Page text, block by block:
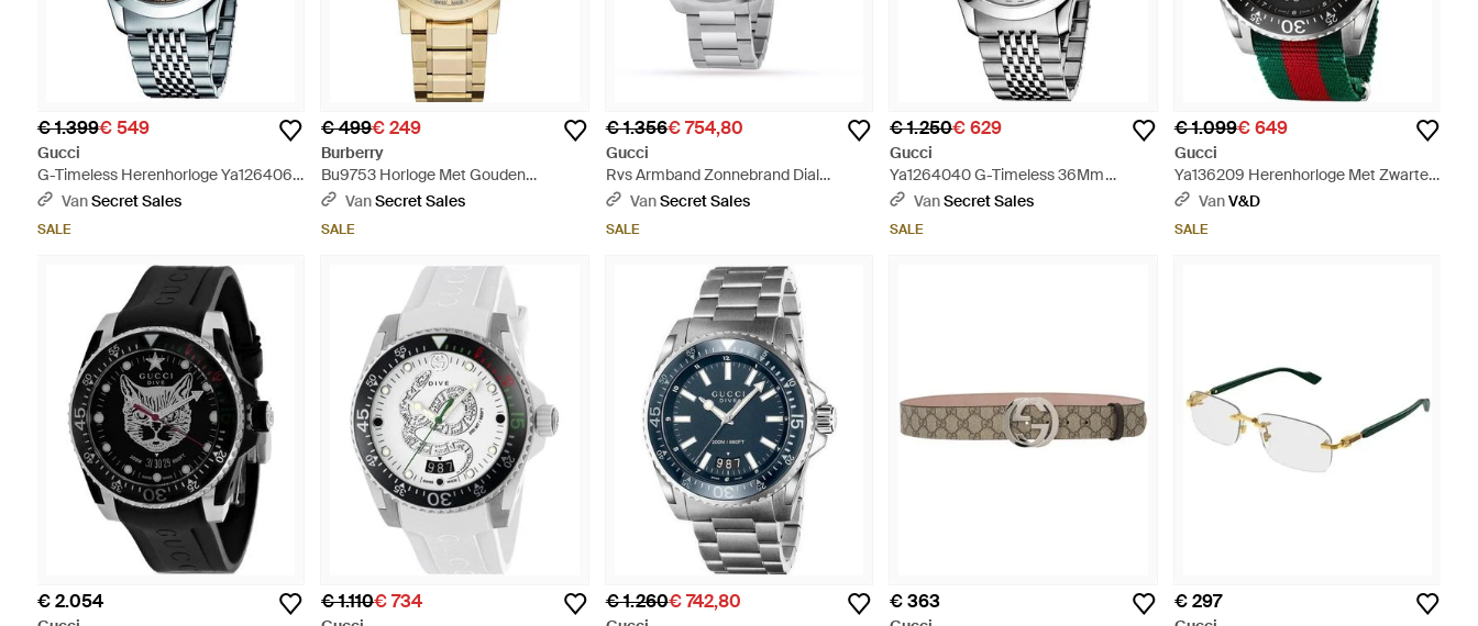
€ 1.399€ 549
Gucci
G-Timeless Herenhorloge Ya126406
Met Bruine Wijzerplaat En Zilveren
VanSecret Sales
SALE
€ 499€ 249
Burberry
Bu9753 Horloge Met Gouden
Wijzerplaat En Chronograaf Voor -
VanSecret Sales
SALE
€ 1.356€ 754,80
Gucci
Rvs Armband Zonnebrand Dial
Horloge - Metallic
VanSecret Sales
SALE
€ 1.250€ 629
Gucci
Ya1264040 G-Timeless 36Mm
Dameshorloge - Metallic
VanSecret Sales
SALE
€ 1.099€ 649
Gucci
Ya136209 Herenhorloge Met Zwarte
Wijzerplaat En Nylon Band - Zwart
VanV&D
SALE
€ 2.054 € 1.110€ 734 € 1.260€ 742,80 € 363 € 297